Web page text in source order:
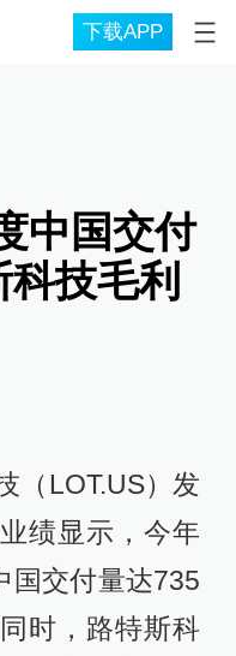
下载APP
中国交付
技毛利
（LOT.US）发
绩显示，今年
国交付量达735
时，路特斯科